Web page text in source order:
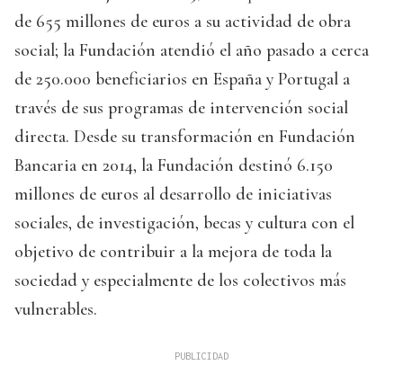
de 655 millones de euros a su actividad de obra
social; la Fundación atendió el año pasado a cerca
de 250.000 beneficiarios en España y Portugal a
través de sus programas de intervención social
directa. Desde su transformación en Fundación
Bancaria en 2014, la Fundación destinó 6.150
millones de euros al desarrollo de iniciativas
sociales, de investigación, becas y cultura con el
objetivo de contribuir a la mejora de toda la
sociedad y especialmente de los colectivos más
vulnerables.